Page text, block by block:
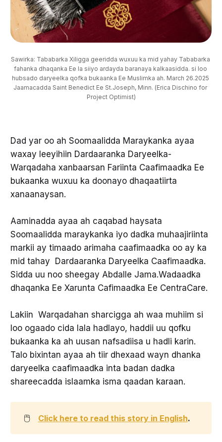
Sawirka: Tababarka Xiligga geeridda wuxuu ka mid yahay Tababarka
fahanka dhaqanka Ee la siiyo ardayda baranaya kalkaasidda. si loo
hubsado daryeelka qofka bukaanka Ee Muslimka ah. March 26.2025
Jaamacadda Saint Benedict Ee St.Joseph, Minn. (Erica Dischino for
Project Optimist)
Dad yar oo ah Soomaalidda Maraykanka ayaa
waxay leeyihiin Dardaaranka Daryeelka-
Warqadaha xanbaarsan Fariinta Caafimaadka Ee
bukaanka wuxuu ka doonayo dhaqaatiirta
xanaanaysan.
Aaminadda ayaa ah caqabad haysata
Soomaalidda maraykanka iyo dadka muhaajiriinta
markii ay timaado arimaha caafimaadka oo ay ka
mid tahay Dardaaranka Daryeelka Caafimaadka.
Sidda uu noo sheegay Abdalle Jama.Wadaadka
dhaqanka Ee Xarunta Cafimaadka Ee CentraCare.
Lakiin Warqadahan sharcigga ah waa muhiim si
loo ogaado cida lala hadlayo, haddii uu qofku
bukaanka ka ah uusan nafsadiisa u hadli karin.
Talo bixintan ayaa ah tiir dhexaad wayn dhanka
daryeelka caafimaadka inta badan dadka
shareecadda islaamka isma qaadan karaan.
🖱️ Click here to read this story in English.